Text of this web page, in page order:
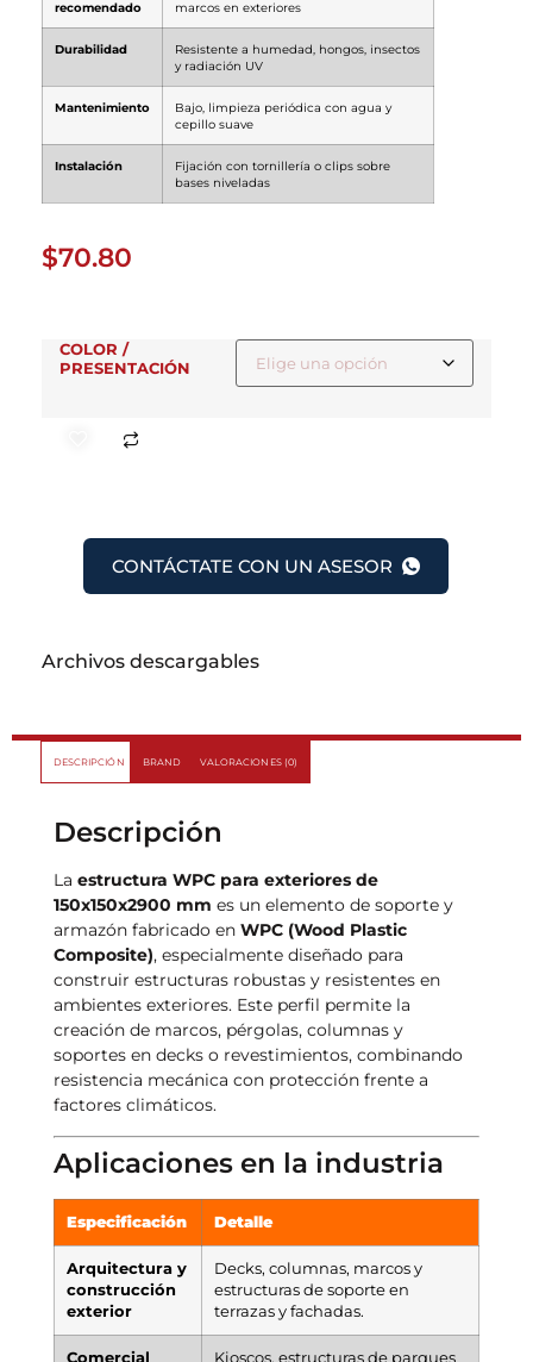
recomendado
marcos en exteriores
Durabilidad
Resistente a humedad, hongos, insectos
y radiación UV
Mantenimiento
Bajo, limpieza periódica con agua y
cepillo suave
Instalación
Fijación con tornillería o clips sobre
bases niveladas
$70.80
COLOR /
PRESENTACIÓN
CONTÁCTATE CON UN ASESOR
Archivos descargables
DESCRIPCIÓN BRAND VALORACIONES (0)
Descripción
La estructura WPC para exteriores de
150x150x2900 mm es un elemento de soporte y
armazón fabricado en WPC (Wood Plastic
Composite), especialmente diseñado para
construir estructuras robustas y resistentes en
ambientes exteriores. Este perfil permite la
creación de marcos, pérgolas, columnas y
soportes en decks o revestimientos, combinando
resistencia mecánica con protección frente a
factores climáticos.
Aplicaciones en la industria
Especificación Detalle
Arquitectura y
construcción
exterior
Decks, columnas, marcos y
estructuras de soporte en
terrazas y fachadas.
Comercial Kioscos, estructuras de parques